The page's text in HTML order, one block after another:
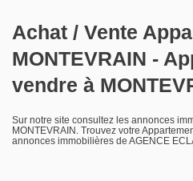
Estimer
Notre agence
Biens vendus
Achat / Vente
MONTEVRAIN -
vendre à
Sur notre site consultez les annonces
MONTEVRAIN. Trouvez votre
annonces immobilières de AGENCE